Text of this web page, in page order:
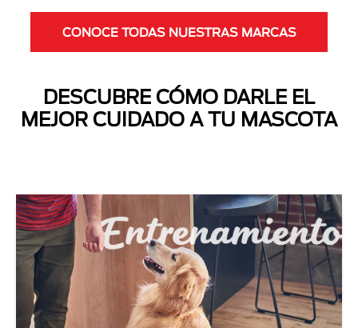
CONOCE TODAS NUESTRAS MARCAS
DESCUBRE CÓMO DARLE EL
MEJOR CUIDADO A TU MASCOTA